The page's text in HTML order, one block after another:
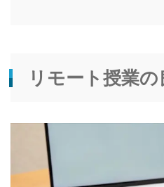
リモート授業